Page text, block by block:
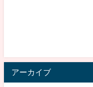
アーカイブ